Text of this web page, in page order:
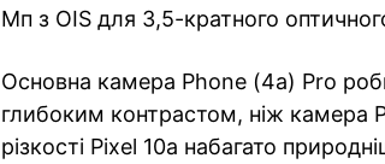
Мп з OIS для 3,5-кратного
Основна камера Phone (4a) Pro
глибоким контрастом, ніж камера
різкості Pixel 10a набагато